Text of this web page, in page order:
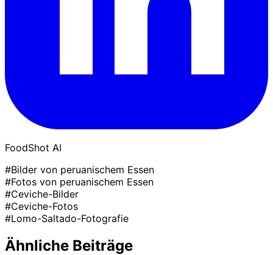
FoodShot AI
#Bilder von peruanischem Essen
#Fotos von peruanischem Essen
#Ceviche-Bilder
#Ceviche-Fotos
#Lomo-Saltado-Fotografie
Ähnliche Beiträge